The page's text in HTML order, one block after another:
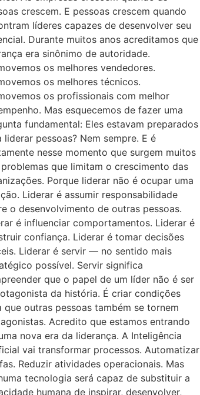
crescem. E pessoas crescem quando
líderes capazes de desenvolver seu
Durante muitos anos acreditamos que
era sinônimo de autoridade.
os melhores vendedores.
os melhores técnicos.
os profissionais com melhor
Mas esquecemos de fazer uma
fundamental: Eles estavam preparados
liderar pessoas? Nem sempre. E é
nesse momento que surgem muitos
que limitam o crescimento das
Porque liderar não é ocupar uma
Liderar é assumir responsabilidade
o desenvolvimento de outras pessoas.
é influenciar comportamentos. Liderar é
confiança. Liderar é tomar decisões
Liderar é servir — no sentido mais
possível. Servir significa
que o papel de um líder não é ser
da história. É criar condições
que outras pessoas também se tornem
Acredito que estamos entrando
nova era da liderança. A Inteligência
vai transformar processos. Automatizar
Reduzir atividades operacionais. Mas
tecnologia será capaz de substituir a
humana de inspirar, desenvolver,